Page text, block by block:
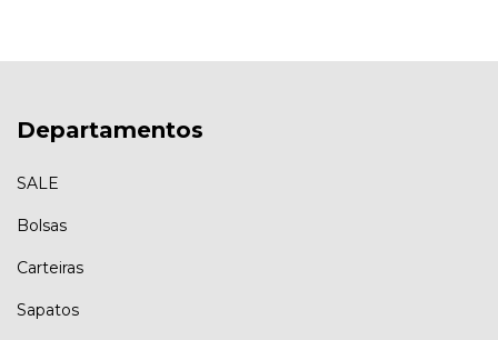
Departamentos
SALE
Bolsas
Carteiras
Sapatos